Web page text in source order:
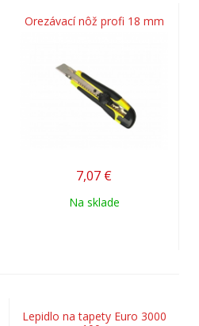
Orezávací nôž profi 18 mm
7,07 €
Na sklade
Lepidlo na tapety Euro 3000